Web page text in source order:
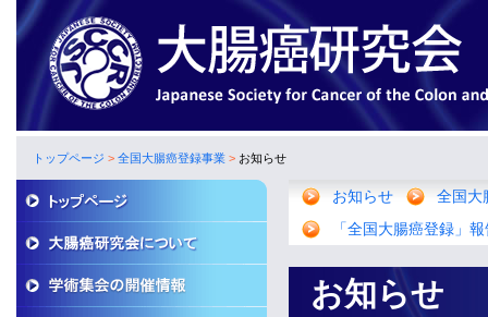
トップページ > 全国大腸癌登録事業 > お知らせ
お知らせ
全国大
「全国大腸癌登録」
お知らせ